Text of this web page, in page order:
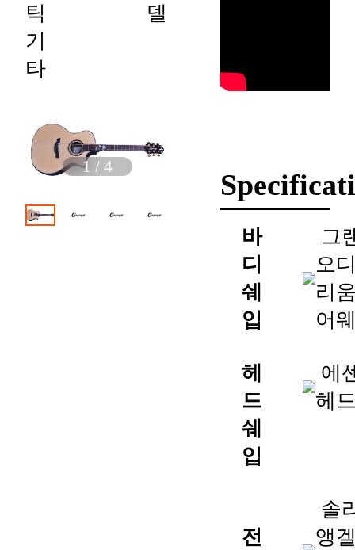
틱
기
타
델
1 /4
바
디
쉐
입
그
오
리
어
헤
드
쉐
입
에
헤
전
솔
앵